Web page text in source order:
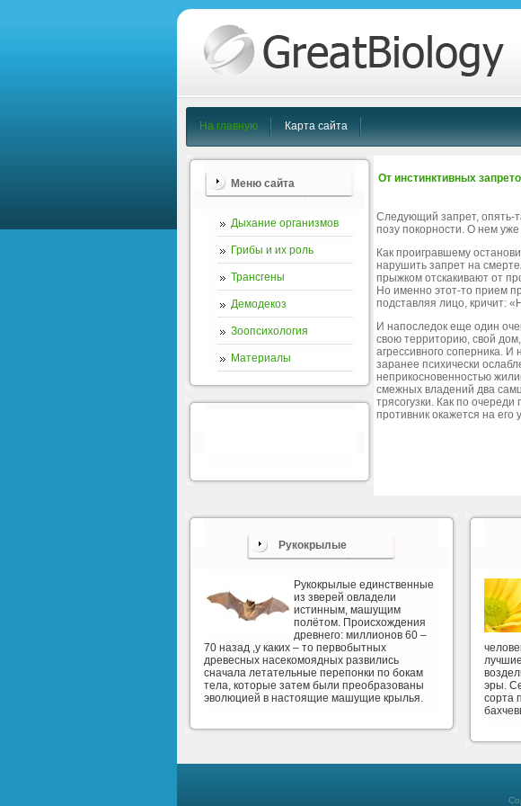
На главную Карта сайта
От инстинктивных
Следующий запрет, опять-
позу покорности. О нем
Как проигравшему
нарушить запрет на
прыжком отскакивают от
Но именно этот-то прием
подставляя лицо, кричит:
И напоследок еще один
свою территорию, свой
агрессивного соперника. И
заранее психически
неприкосновенностью
смежных владений два
трясогузки. Как по
противник окажется на его
Меню сайта
Дыхание организмов
Грибы и их роль
Трансгены
Демодекоз
Зоопсихология
Материалы
Рукокрылые
Рукокрылые единственные
из зверей овладели
истинным, машущим
полётом. Происхождения
древнего: миллионов 60 –
70 назад ,у каких – то первобытных
древесных насекомоядных развились
сначала летательные перепонки по бокам
тела, которые затем были преобразованы
эволюцией в настоящие машущие крылья.
эры.
сорта